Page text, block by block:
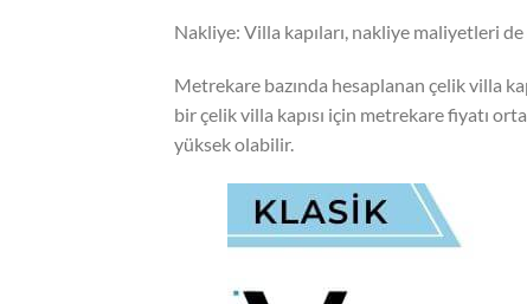
Nakliye: Villa kapıları, nakliye maliyetleri
Metrekare bazında hesaplanan çelik villa
bir çelik villa kapısı için metrekare fiyatı
yüksek olabilir.